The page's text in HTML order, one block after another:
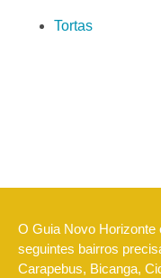
Tortas
O Guia Novo Horizonte
seguintes bairros
Carapebus, Bicanga,